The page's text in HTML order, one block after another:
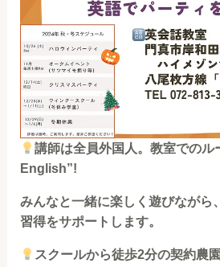
講師は全員外国人。教室でのル
English”!
みんなと一緒に楽しく遊びながら
習得をサポートします。
スクールから徒歩2分の契約農